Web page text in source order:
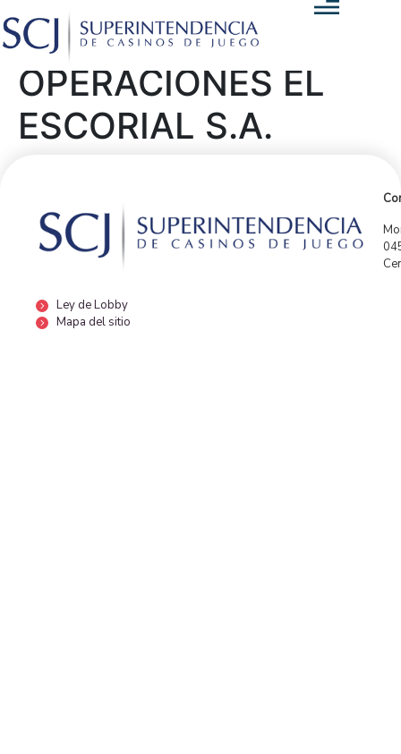
OPERACIONES EL
ESCORIAL S.A.
Ley de Lobby
Mapa del sitio